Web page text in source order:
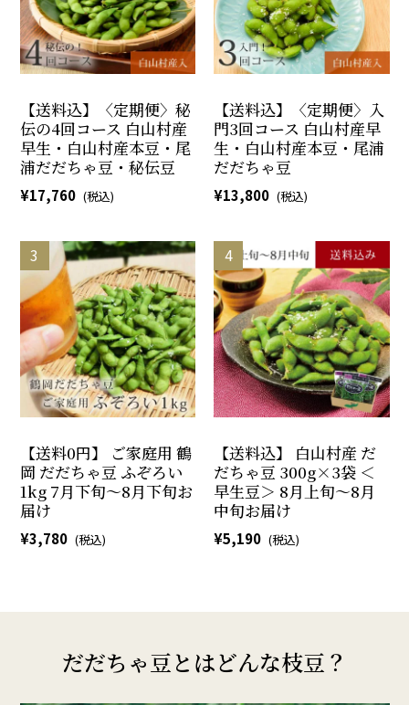
【送料込】〈定期便〉秘
伝の4回コース 白山村産
早生・白山村産本豆・尾
浦だだちゃ豆・秘伝豆
17,760
【送料込】〈定期便〉入
門3回コース 白山村産早
生・白山村産本豆・尾浦
だだちゃ豆
13,800
【送料0円】 ご家庭用 鶴
岡 だだちゃ豆 ふぞろい
1kg 7月下旬～8月下旬お
届け
3,780
【送料込】 白山村産 だ
だちゃ豆 300g×3袋 ＜
早生豆＞ 8月上旬～8月
中旬お届け
5,190
だだちゃ豆とはどんな枝豆？